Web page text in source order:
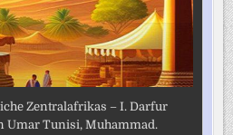
Zentralafrikas – I. Darfur
Umar Tunisi, Muhammad.